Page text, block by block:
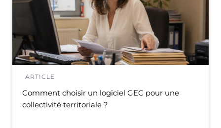
ARTICLE
Comment choisir un logiciel GEC pour une
collectivité territoriale ?